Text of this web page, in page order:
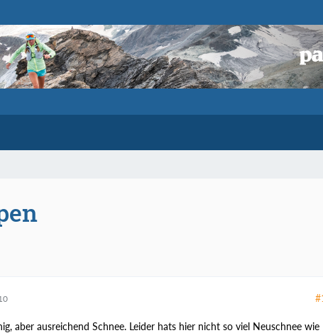
aber ausreichend Schnee. Leider hats hier nicht so viel Neuschnee wie